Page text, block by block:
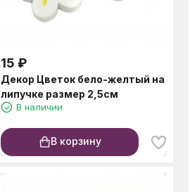
15 ₽
Декор Цветок бело-желтый на
липучке размер 2,5см
В наличии
В корзину